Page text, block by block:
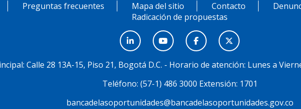
Preguntas frecuentes Mapa del sitio Contacto
Radicación de propuestas
Calle 28 13A-15, Piso 21, Bogotá D.C. - Horario de atención: Lunes a
Teléfono: (57-1) 486 3000 Extensión: 1701
bancadelasoportunidades@bancadelasoportunidades.gov.co